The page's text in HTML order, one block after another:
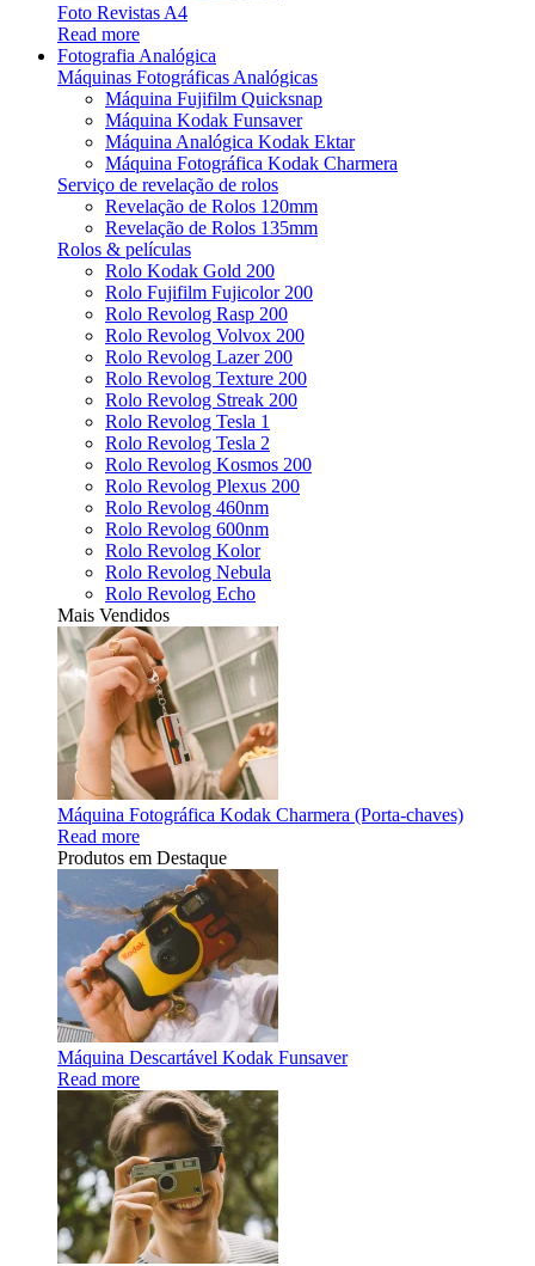
Foto Revistas A4
Read more
Fotografia Analógica
Máquinas Fotográficas Analógicas
Máquina Fujifilm Quicksnap
Máquina Kodak Funsaver
Máquina Analógica Kodak Ektar
Máquina Fotográfica Kodak Charmera
Serviço de revelação de rolos
Revelação de Rolos 120mm
Revelação de Rolos 135mm
Rolos & películas
Rolo Kodak Gold 200
Rolo Fujifilm Fujicolor 200
Rolo Revolog Rasp 200
Rolo Revolog Volvox 200
Rolo Revolog Lazer 200
Rolo Revolog Texture 200
Rolo Revolog Streak 200
Rolo Revolog Tesla 1
Rolo Revolog Tesla 2
Rolo Revolog Kosmos 200
Rolo Revolog Plexus 200
Rolo Revolog 460nm
Rolo Revolog 600nm
Rolo Revolog Kolor
Rolo Revolog Nebula
Rolo Revolog Echo
Mais Vendidos
Máquina Fotográfica Kodak Charmera (Porta-chaves)
Read more
Produtos em Destaque
Máquina Descartável Kodak Funsaver
Read more